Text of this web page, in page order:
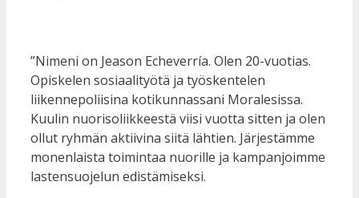
”Nimeni on Jeason Echeverría. Olen 20-vuotias.
Opiskelen sosiaalityötä ja työskentelen
liikennepoliisina kotikunnassani Moralesissa.
Kuulin nuorisoliikkeestä viisi vuotta sitten ja olen
ollut ryhmän aktiivina siitä lähtien. Järjestämme
monenlaista toimintaa nuorille ja kampanjoimme
lastensuojelun edistämiseksi.